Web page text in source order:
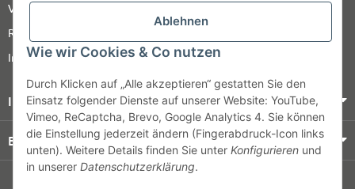
Ablehnen
Wie wir Cookies & Co nutzen
Durch Klicken auf „Alle akzeptieren“ gestatten Sie den
Einsatz folgender Dienste auf unserer Website: YouTube,
Vimeo, ReCaptcha, Brevo, Google Analytics 4. Sie können
die Einstellung jederzeit ändern (Fingerabdruck-Icon links
unten). Weitere Details finden Sie unter Konfigurieren und
in unserer Datenschutzerklärung.
Versandinformationen
Retour
Impressum
Informationen
Bezahlung & Versand
© HOZ MEDI WERK